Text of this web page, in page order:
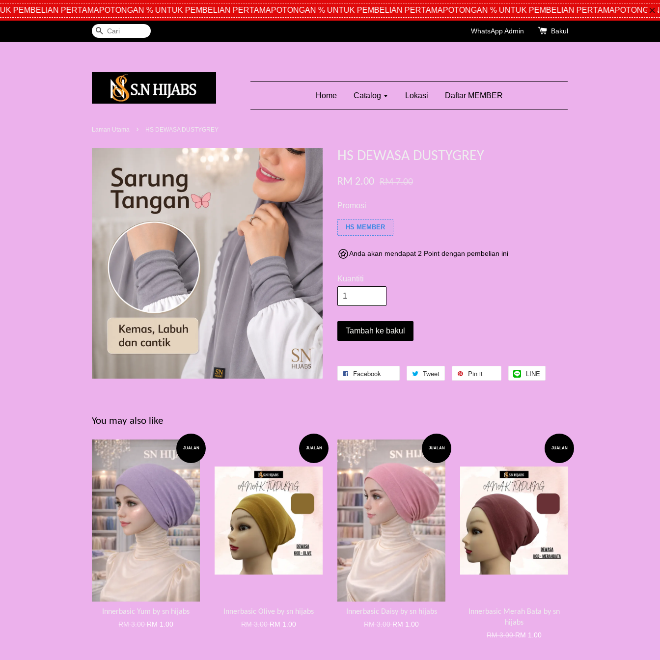
PEMBELIAN PERTAMAPOTONGAN % UNTUK PEMBELIAN PERTAMAPOTONGAN % UNTUK PEMBELIAN PERTAMAPOTONGAN % UNTUK PEMBELIAN PERTAMAPOTONGAN
Cari WhatsApp Admin Bakul
Home Catalog Lokasi Daftar MEMBER
Laman Utama › HS DEWASA DUSTYGREY
HS DEWASA DUSTYGREY
RM 2.00 RM 7.00
Promosi
HS MEMBER
Anda akan mendapat 2 Point dengan pembelian ini
Kuantiti
Tambah ke bakul
Facebook Tweet Pin it LINE
You may also like
JUALAN
Innerbasic Yum by sn hijabs
RM 3.00RM 1.00
JUALAN
Innerbasic Olive by sn hijabs
RM 3.00RM 1.00
JUALAN
Innerbasic Daisy by sn hijabs
RM 3.00RM 1.00
JUALAN
Innerbasic Merah Bata by sn
hijabs
RM 3.00RM 1.00